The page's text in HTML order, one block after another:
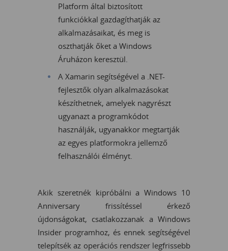
Platform által biztosított
funkciókkal gazdagíthatják az
alkalmazásaikat, és meg is
oszthatják őket a Windows
Áruházon keresztül.
A Xamarin segítségével a .NET-
fejlesztők olyan alkalmazásokat
készíthetnek, amelyek nagyrészt
ugyanazt a programkódot
használják, ugyanakkor megtartják
az egyes platformokra jellemző
felhasználói élményt.
Akik szeretnék kipróbálni a Windows 10
Anniversary frissítéssel érkező
újdonságokat, csatlakozzanak a Windows
Insider programhoz, és ennek segítségével
telepítsék az operációs rendszer legfrissebb